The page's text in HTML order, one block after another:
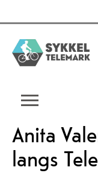
Anita
langs